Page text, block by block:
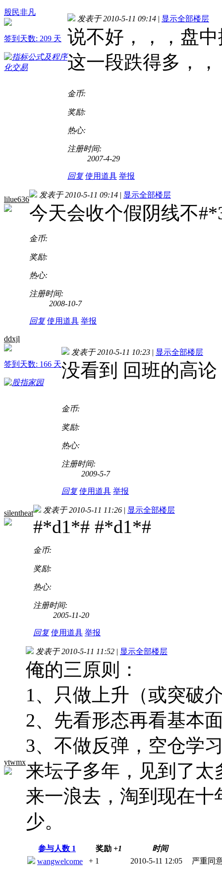
股民非凡
签到天数: 209 天
发表于 2010-5-11 09:14 | 显示全部楼层
说不好，，，盘
这一段跌得多，，
金币:
奖励:
热心:
注册时间:
2007-4-29
回复 使用道具 举报
lilue636
发表于 2010-5-11 09:14 | 显示全部楼层
今天会收个假阴线不
金币:
奖励:
热心:
注册时间:
2008-10-7
回复 使用道具 举报
ddxjl
签到天数: 166 天
发表于 2010-5-11 10:23 | 显示全部楼层
没看到 回班的高
金币:
奖励:
热心:
注册时间:
2009-5-7
回复 使用道具 举报
silentheat 发表于 2010-5-11 11:26 | 显示全部楼层
#*d1*# #*d1*#
金币:
奖励:
热心:
注册时间:
2005-11-20
回复 使用道具 举报
ytwmx
发表于 2010-5-11 11:52 | 显示全部楼层
俺的三原则：
1、只做上升（或突破
2、先看形态再看基本
3、不做反弹，空仓学
来坛子多年，见到了
来一浪去，淘到现在
少。
参与人数 1 奖励 +1
时间
wangwelcome
+ 1 2010-5-11 12:05 严重同